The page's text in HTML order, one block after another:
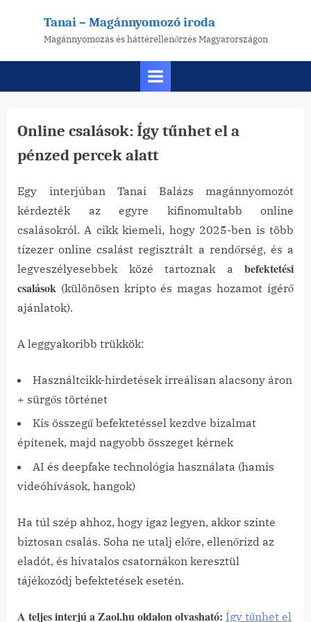
Tanai – Magánnyomozó iroda
Magánnyomozás és háttérellenőrzés Magyarországon
Online csalások: Így tűnhet el a
pénzed percek alatt
Posted
on
2026-
06-18
By
tanai
Egy interjúban Tanai Balázs magánnyomozót
kérdezték az egyre kifinomultabb online
csalásokról. A cikk kiemeli, hogy 2025-ben is több
tízezer online csalást regisztrált a rendőrség, és a
legveszélyesebbek közé tartoznak a befektetési
csalások (különösen kripto és magas hozamot ígérő
ajánlatok).
A leggyakoribb trükkök:
Használtcikk-hirdetések irreálisan alacsony áron
+ sürgős történet
Kis összegű befektetéssel kezdve bizalmat
építenek, majd nagyobb összeget kérnek
AI és deepfake technológia használata (hamis
videóhívások, hangok)
Ha túl szép ahhoz, hogy igaz legyen, akkor szinte
biztosan csalás. Soha ne utalj előre, ellenőrizd az
eladót, és hivatalos csatornákon keresztül
tájékozódj befektetések esetén.
A teljes interjú a Zaol.hu oldalon olvasható: Így tűnhet el